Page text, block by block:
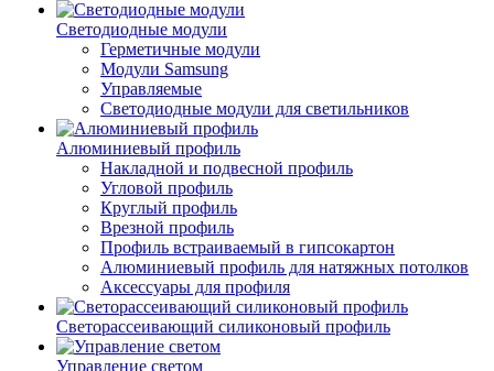
Светодиодные модули
Герметичные модули
Модули Samsung
Управляемые
Светодиодные модули для светильников
Алюминиевый профиль
Накладной и подвесной профиль
Угловой профиль
Круглый профиль
Врезной профиль
Профиль встраиваемый в гипсокартон
Алюминиевый профиль для натяжных потолков
Аксессуары для профиля
Светорассеивающий силиконовый профиль
Управление светом